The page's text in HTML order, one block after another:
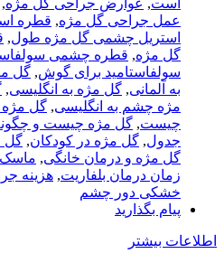
است, عوارض جراحی گل مژه,
عمل جراحی گل مژه, قطره
استریل چشمی گل مژه طول,
گل مژه, قطره چشمی
سولفاستامید برای گوش, گل
به آلمانی, گل مژه به انگلیسی,
مژه چشم به انگلیسی, گل مژه
چیست, گل مژه چیست و
جدول, گل مژه در کودکان, گل
گل مژه و درمان خانگی,
زمان درمان بلفاریت, هزینه
خشکی دور چشم
پیام بگذارید
اطلاعات بیشتر